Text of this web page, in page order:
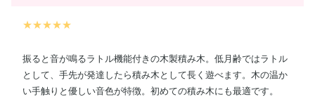
★★★★★
振ると音が鳴るラトル機能付きの木製積み木。低月齢ではラトル
として、手先が発達したら積み木として長く遊べます。木の温か
い手触りと優しい音色が特徴。初めての積み木にも最適です。